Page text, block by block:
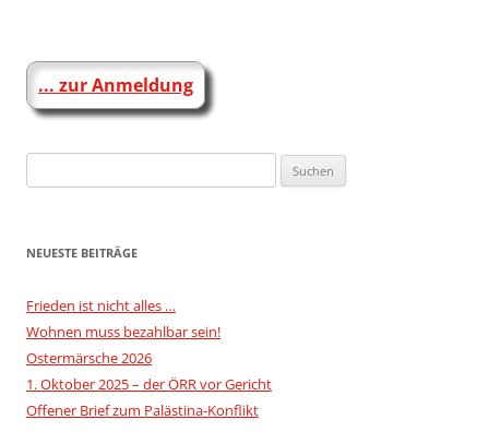
... zur Anmeldung
nach:
NEUESTE BEITRÄGE
Frieden ist nicht alles …
Wohnen muss bezahlbar sein!
Ostermärsche 2026
1. Oktober 2025 – der ÖRR vor Gericht
Offener Brief zum Palästina-Konflikt